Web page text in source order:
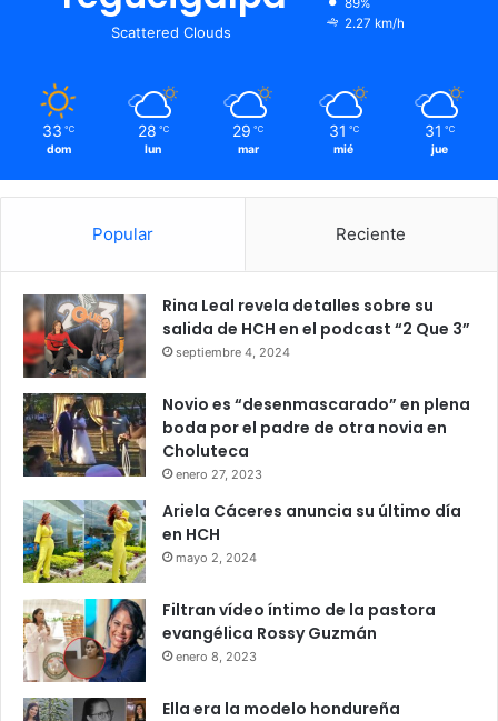
Scattered Clouds
89%
2.27 km/h
33 ℃
dom
28 ℃
lun
29 ℃
mar
31 ℃
mié
31 ℃
jue
Popular Reciente
Rina Leal revela detalles sobre su
salida de HCH en el podcast “2 Que 3”
septiembre 4, 2024
Novio es “desenmascarado” en plena
boda por el padre de otra novia en
Choluteca
enero 27, 2023
Ariela Cáceres anuncia su último día
en HCH
mayo 2, 2024
Filtran vídeo íntimo de la pastora
evangélica Rossy Guzmán
enero 8, 2023
Ella era la modelo hondureña